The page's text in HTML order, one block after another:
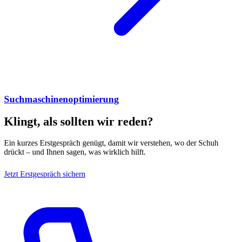
Suchmaschinenoptimierung
Klingt, als sollten wir reden?
Ein kurzes Erstgespräch genügt, damit wir verstehen, wo der Schuh
drückt – und Ihnen sagen, was wirklich hilft.
Jetzt Erstgespräch sichern